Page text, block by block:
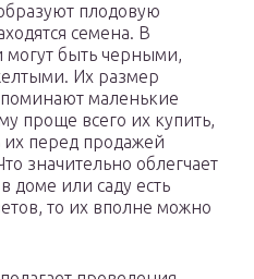
плодовую
семена. В
могут быть черными,
Их размер
маленькие
проще всего их купить,
их перед продажей
значительно облегчает
доме или саду есть
то их вполне можно